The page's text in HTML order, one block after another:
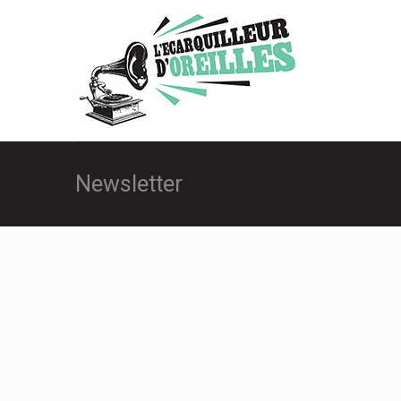
Newsletter